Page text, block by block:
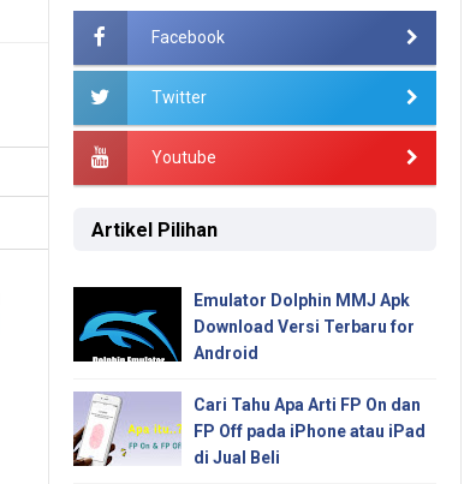
Facebook
Twitter
Youtube
Artikel Pilihan
Emulator Dolphin MMJ Apk
Download Versi Terbaru for
Android
Cari Tahu Apa Arti FP On dan
FP Off pada iPhone atau iPad
di Jual Beli